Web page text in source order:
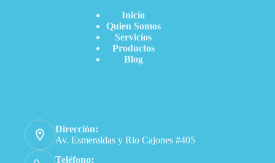
Inicio
Quien Somos
Servicios
Productos
Blog
Dirección:
Av. Esmeraldas y Rio Cajones #405
Teléfono: